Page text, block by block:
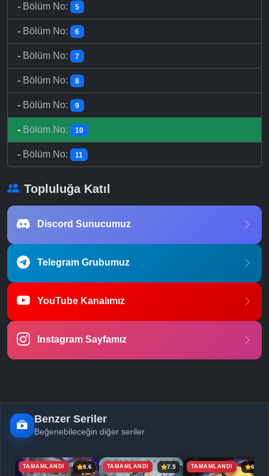
- Bölüm No: 5
- Bölüm No: 6
- Bölüm No: 7
- Bölüm No: 8
- Bölüm No: 9
- Bölüm No: 10
- Bölüm No: 11
Topluluğa Katıl
Discord Sunucumuz
Telegram Grubumuz
YouTube Kanalımız
Instagram Sayfamız
Benzer Seriler
Beğenebileceğin diğer seriler
TAMAMLANDI 8.6 TAMAMLANDI 7.5 TAMAMLANDI 6.5